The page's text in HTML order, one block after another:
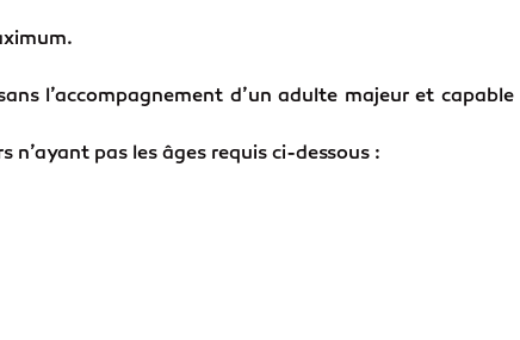
l’accompagnement d’un adulte majeur et capable
n’ayant pas les âges requis ci-dessous :